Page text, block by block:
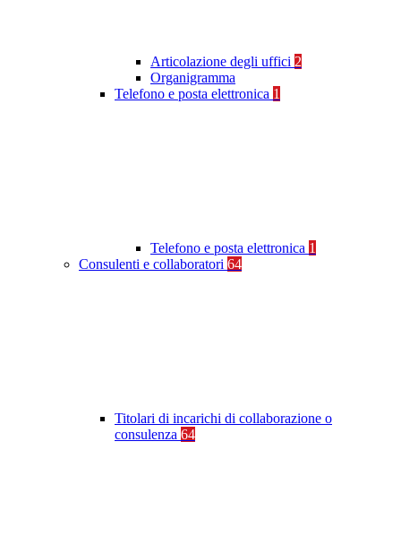
Articolazione degli uffici 2
Organigramma
Telefono e posta elettronica 1
Telefono e posta elettronica 1
Consulenti e collaboratori 64
Titolari di incarichi di collaborazione o
consulenza 64